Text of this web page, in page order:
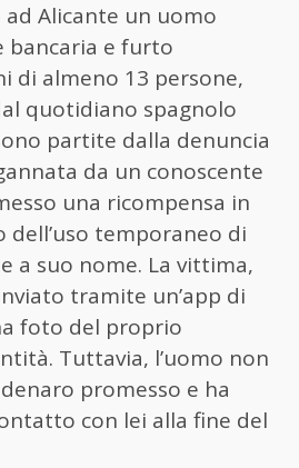
Alicante un uomo
bancaria e furto
di almeno 13 persone,
quotidiano spagnolo
partite dalla denuncia
da un conoscente
una ricompensa in
dell’uso temporaneo di
a suo nome. La vittima,
tramite un’app di
foto del proprio
Tuttavia, l’uomo non
promesso e ha
con lei alla fine del